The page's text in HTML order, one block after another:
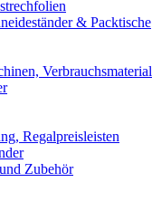
& Packtische
Verbrauchsmaterial
Regalpreisleisten
Zubehör